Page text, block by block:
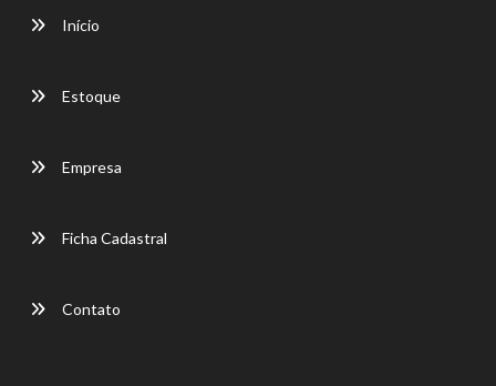
Início
Estoque
Empresa
Ficha Cadastral
Contato